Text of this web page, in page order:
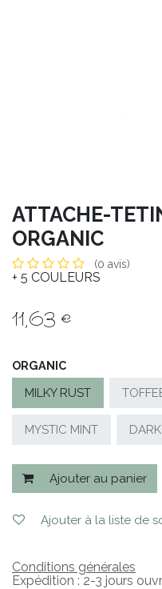
ATTACHE-
ORGANIC
(0 avis)
+ 5 COULEURS
11,63€
ORGANIC
MILKY RUST
MYSTIC MINT
Ajouter au panier
Ajouter à la liste de
Conditions générales
Expédition : 2-3 jours